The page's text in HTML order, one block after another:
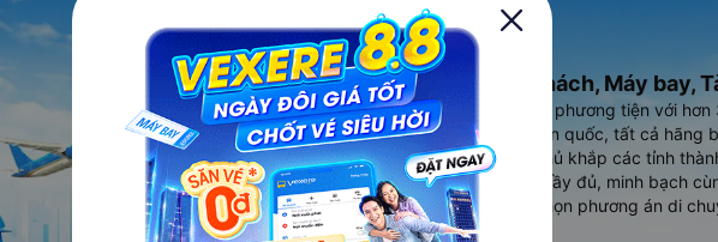
Ứng dụng đặt vé Xe khách, Máy bay,
Vexere - ứng dụng đặt vé đa phương tiện với
cao, 5000+ tuyến đường toàn quốc, tất cả hãng
vụ thuê xe máy, xe du lịch phủ khắp các tỉnh
Ứng dụng hiển thị thông tin đầy đủ, minh bạch
người dùng so sánh và lựa chọn phương án di
chóng và phù hợp nhất.